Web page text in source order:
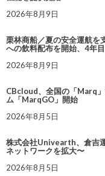
2026年8月9日
栗林商船／夏の安全運航を
への飲料配布を開始、4年
2026年8月9日
CBcloud、全国の「Marq
ム「MarqGO」開始
2026年8月5日
株式会社Univearth、倉吉
ネットワークを拡大〜
2026年8月5日